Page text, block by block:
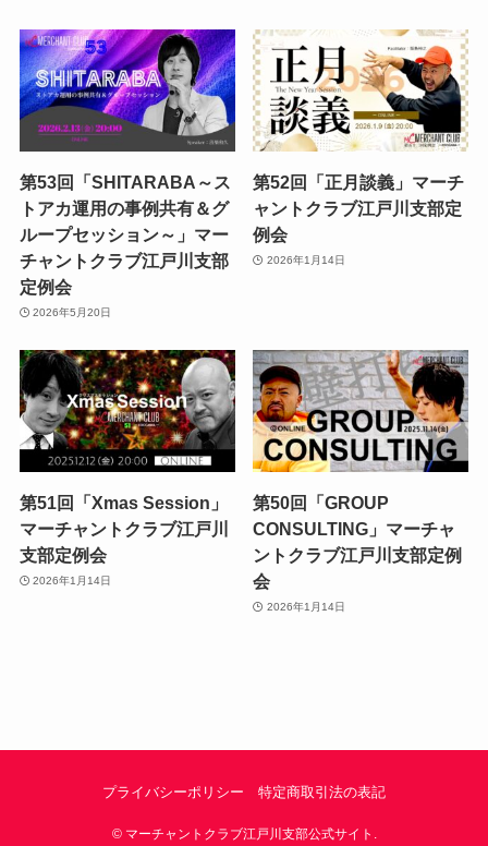
第53回「SHITARABA～ス
トアカ運用の事例共有＆グ
ループセッション～」マー
チャントクラブ江戸川支部
定例会
2026年5月20日
第52回「正月談義」マーチ
ャントクラブ江戸川支部定
例会
2026年1月14日
第51回「Xmas Session」
マーチャントクラブ江戸川
支部定例会
2026年1月14日
第50回「GROUP
CONSULTING」マーチャ
ントクラブ江戸川支部定例
会
2026年1月14日
プライバシーポリシー 特定商取引法の表記
©マーチャントクラブ江戸川支部公式サイト.